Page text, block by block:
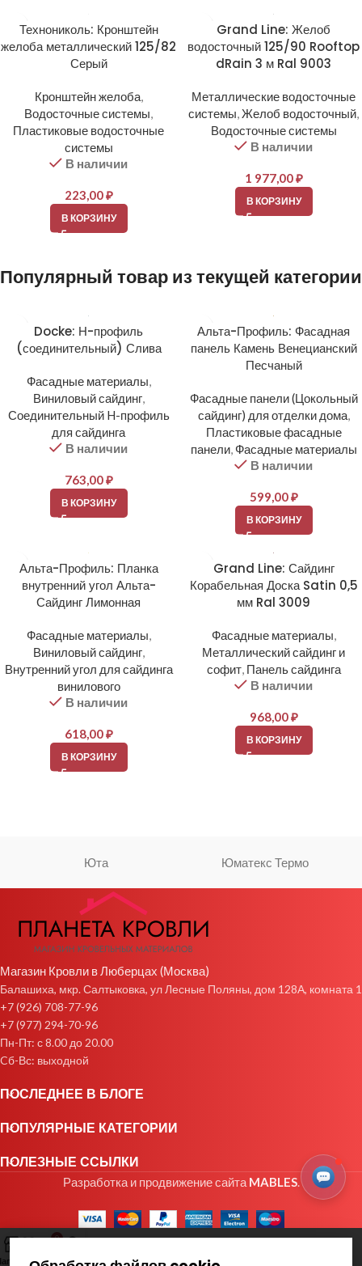
Технониколь: Кронштейн
желоба металлический 125/82
Серый
Кронштейн желоба,
Водосточные системы,
Пластиковые водосточные
системы
В наличии
223,00₽
В КОРЗИНУ
Grand Line: Желоб
водосточный 125/90 Rooftop
dRain 3 м Ral 9003
Металлические водосточные
системы,Желоб водосточный,
Водосточные системы
В наличии
1 977,00₽
В КОРЗИНУ
Популярный товар из текущей категории
Docke: Н-профиль
(соединительный) Слива
Фасадные материалы,
Виниловый сайдинг,
Соединительный H-профиль
для сайдинга
В наличии
763,00₽
В КОРЗИНУ
Альта-Профиль: Фасадная
панель Камень Венецианский
Песчаный
Фасадные панели (Цокольный
сайдинг) для отделки дома,
Пластиковые фасадные
панели, Фасадные материалы
В наличии
599,00₽
В КОРЗИНУ
Альта-Профиль: Планка
внутренний угол Альта-
Сайдинг Лимонная
Фасадные материалы,
Виниловый сайдинг,
Внутренний угол для сайдинга
винилового
В наличии
618,00₽
В КОРЗИНУ
Grand Line: Сайдинг
Корабельная Доска Satin 0,5
мм Ral 3009
Фасадные материалы,
Металлический сайдинг и
софит, Панель сайдинга
В наличии
968,00₽
В КОРЗИНУ
Юта Юматекс Термо
Магазин Кровли в Люберцах (Москва)
Балашиха, мкр. Салтыковка, ул Лесные Поляны, дом 128А, комната 1
+7 (926) 708-77-96
+7 (977) 294-70-96
Пн-Пт: с 8.00 до 20.00
Cб-Вс: выходной
ПОСЛЕДНЕЕ В БЛОГЕ
ПОПУЛЯРНЫЕ КАТЕГОРИИ
ПОЛЕЗНЫЕ ССЫЛКИ
Разработка и продвижение сайтаMABLES.
Избранное
0
Заказ
Мой аккаунт